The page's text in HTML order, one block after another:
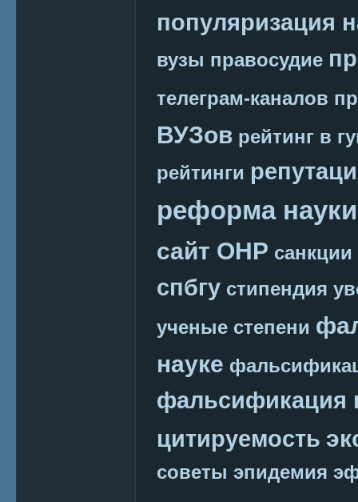
популяризация
вузы правосудие
телеграм-каналов
ВУЗов рейтинг в
рейтинги
реформа науки
сайт ОНР санкции
спбгу стипендия
ученые степени
науке
фальсификация
цитируемость
советы эпидемия